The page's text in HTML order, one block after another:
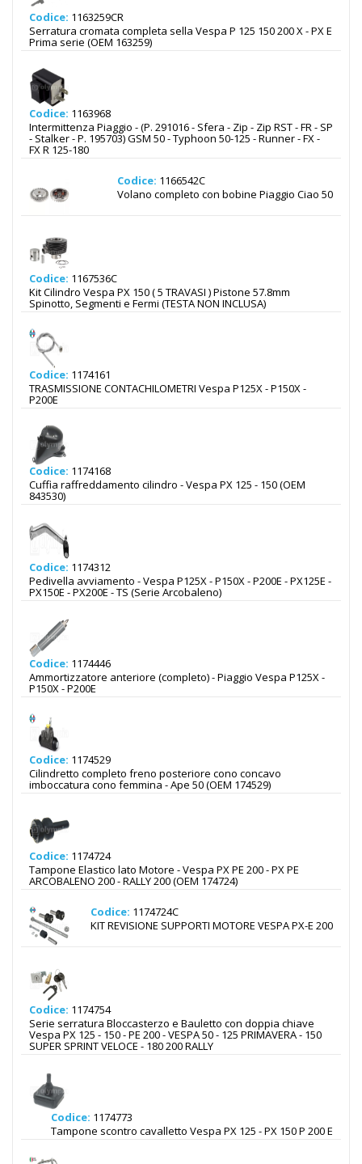
Codice: 1163259CR
Serratura cromata completa sella Vespa P 125 150 200 X - PX E
Prima serie (OEM 163259)
Codice: 1163968
Intermittenza Piaggio - (P. 291016 - Sfera - Zip - Zip RST - FR - SP
- Stalker - P. 195703) GSM 50 - Typhoon 50-125 - Runner - FX -
FX R 125-180
Codice: 1166542C
Volano completo con bobine Piaggio Ciao 50
Codice: 1167536C
Kit Cilindro Vespa PX 150 ( 5 TRAVASI ) Pistone 57.8mm
Spinotto, Segmenti e Fermi (TESTA NON INCLUSA)
Codice: 1174161
TRASMISSIONE CONTACHILOMETRI Vespa P125X - P150X -
P200E
Codice: 1174168
Cuffia raffreddamento cilindro - Vespa PX 125 - 150 (OEM
843530)
Codice: 1174312
Pedivella avviamento - Vespa P125X - P150X - P200E - PX125E -
PX150E - PX200E - TS (Serie Arcobaleno)
Codice: 1174446
Ammortizzatore anteriore (completo) - Piaggio Vespa P125X -
P150X - P200E
Codice: 1174529
Cilindretto completo freno posteriore cono concavo
imboccatura cono femmina - Ape 50 (OEM 174529)
Codice: 1174724
Tampone Elastico lato Motore - Vespa PX PE 200 - PX PE
ARCOBALENO 200 - RALLY 200 (OEM 174724)
Codice: 1174724C
KIT REVISIONE SUPPORTI MOTORE VESPA PX-E 200
Codice: 1174754
Serie serratura Bloccasterzo e Bauletto con doppia chiave
Vespa PX 125 - 150 - PE 200 - VESPA 50 - 125 PRIMAVERA - 150
SUPER SPRINT VELOCE - 180 200 RALLY
Codice: 1174773
Tampone scontro cavalletto Vespa PX 125 - PX 150 P 200 E